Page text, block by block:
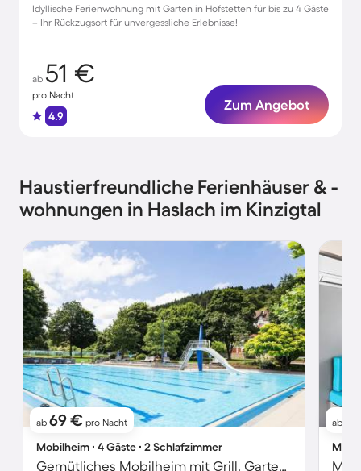
Idyllische Ferienwohnung mit Garten in Hofstetten für bis zu 4 Gäste
– Ihr Rückzugsort für unvergessliche Erlebnisse!
ab 51 €
pro Nacht
4.9
Zum Angebot
Haustierfreundliche Ferienhäuser & -
wohnungen in Haslach im Kinzigtal
ab 69 € pro Nacht
Mobilheim ∙ 4 Gäste ∙ 2 Schlafzimmer
Gemütliches Mobilheim mit Grill, Garten und Terrasse | Haustiere sind willkommen
ab